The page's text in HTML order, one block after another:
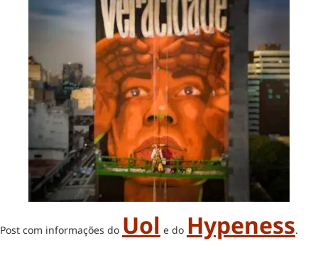
Post com informações do Uol e do Hypeness.